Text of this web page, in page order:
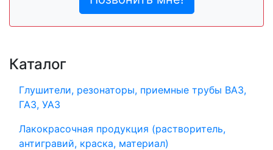
Каталог
Глушители, резонаторы, приемные трубы ВАЗ,
ГАЗ, УАЗ
Лакокрасочная продукция (растворитель,
антигравий, краска, материал)